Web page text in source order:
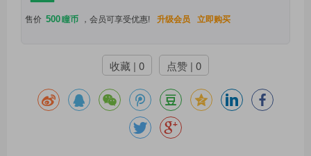
售价 500瞳币 ，会员可享受优惠! 升级会员 立即购买
收藏 | 0 点赞 | 0